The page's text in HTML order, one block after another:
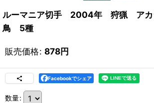
ルーマニア切手 2004年 狩猟 ア
鳥 5種
販売価格: 878円
Facebookでシェア
数量: